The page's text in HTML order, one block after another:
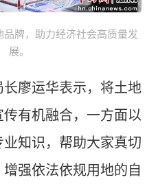
牌，助力经济社会高质量发
展。
廖运华表示，将土地
有机融合，一方面以
知识，帮助大家真切
强依法依规用地的自